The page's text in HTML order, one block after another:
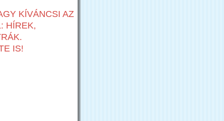
KÍVÁNCSI AZ
HÍREK,
IS!